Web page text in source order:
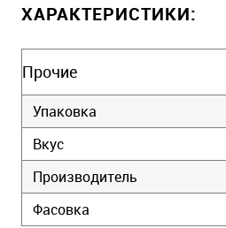
ХАРАКТЕРИСТИКИ:
Прочие
Упаковка
Вкус
Производитель
Фасовка